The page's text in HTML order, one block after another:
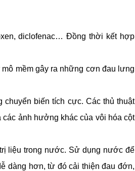
diclofenac… Đồng thời kết hợp
mềm gây ra những cơn đau lưng
biến tích cực. Các thủ thuật
ảnh hưởng khác của vôi hóa cột
liệu trong nước. Sử dụng nước để
dàng hơn, từ đó cải thiện đau đớn,